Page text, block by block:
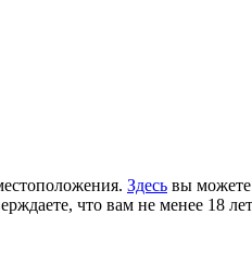
Здесь вы можете
что вам не менее 18